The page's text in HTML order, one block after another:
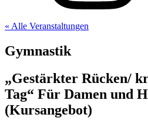
« Alle Veranstaltungen
Gymnastik
„Gestärkter Rücken/
Tag“ Für Damen und
(Kursangebot)